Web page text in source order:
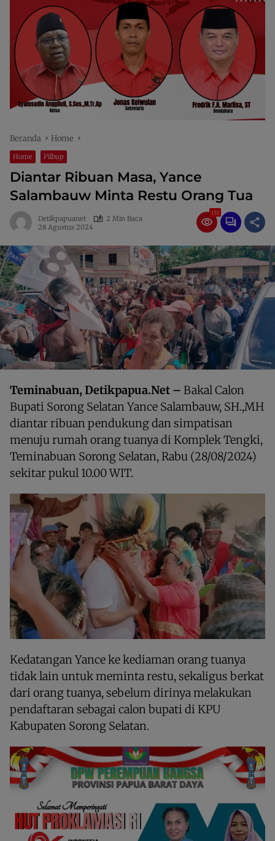
Beranda Home
Home Pilbup
Diantar Ribuan Masa, Yance
Salambauw Minta Restu Orang Tua
Detikpapuanet
2 Min Baca
28 Agustus 2024
151
Teminabuan, Detikpapua.Net – Bakal Calon
Bupati Sorong Selatan Yance Salambauw, SH.,MH
diantar ribuan pendukung dan simpatisan
menuju rumah orang tuanya di Komplek Tengki,
Teminabuan Sorong Selatan, Rabu (28/08/2024)
sekitar pukul 10.00 WIT.
Kedatangan Yance ke kediaman orang tuanya
tidak lain untuk meminta restu, sekaligus berkat
dari orang tuanya, sebelum dirinya melakukan
pendaftaran sebagai calon bupati di KPU
Kabupaten Sorong Selatan.